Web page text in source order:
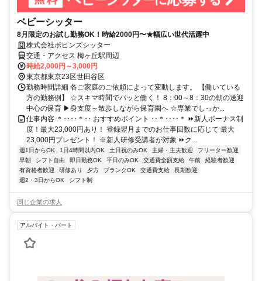
ベビーシッター
8月限定のお試し勤務OK！時給2000円〜★幅広い世代活躍中
株式会社ポピンズシッター
交通・アクセス 梅ヶ丘駅周辺
時給2,000円～3,000円
東京都東京23区世田谷区
勤務時間詳細 各ご家庭のご依頼によって変動します。 【働いている
方の勤務例】 ☆スキマ時間でパッと働く！ 8：00～8：30の朝の送迎
中心の保育 ▶身支度～散歩しながら保育園へ ☆専業でしっか...
仕事内容 ＊‥‥＊‥ おすすめポイント ‥＊‥‥＊ ⏩新人ボーナス制
度！最大23,000円あり！ 登録翌月までのお仕事回数に応じて 最大
23,000円プレゼント！ ※新人研修受講者が対象 ⏩ク...
週1日からOK 1日4時間以内OK 土日祝のみOK 主婦・主夫歓迎
フリーター歓迎
早朝
シフト自由 即日勤務OK 平日のみOK 交通費全額支給 午前
経験者歓迎
有資格者歓迎
研修あり 夕方 ブランクOK 交通費支給
長期歓迎
週2・3日からOK
シフト制
同じ企業の求人
アルバイト・パート